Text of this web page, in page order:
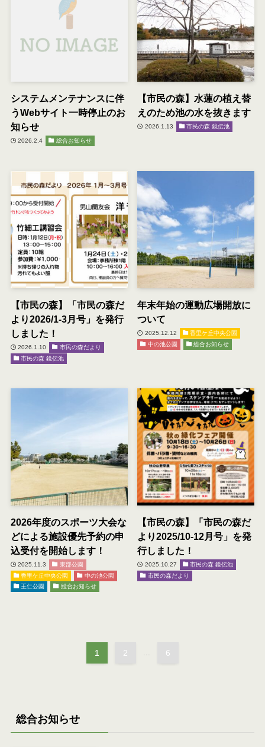
システムメンテナンスに伴
うWebサイト一時停止のお
知らせ
2026.2.4 総合お知らせ
【市民の森】水蓮の植え替
えのため池の水を抜きます
2026.1.13 市民の森 鏡伝池
【市民の森】「市民の森だ
より2026/1-3月号」を発行
しました！
2026.1.10
市民の森だより
市民の森 鏡伝池
年末年始の運動広場開放に
ついて
2025.12.12
香里ケ丘中央公園
中の池公園
総合お知らせ
2026年度のスポーツ大会な
どによる施設優先予約の申
込受付を開始します！
2025.11.3
東部公園
香里ケ丘中央公園
中の池公園
王仁公園
総合お知らせ
【市民の森】「市民の森だ
より2025/10-12月号」を発
行しました！
2025.10.27
市民の森 鏡伝池
市民の森だより
1 2 ... 6
総合お知らせ